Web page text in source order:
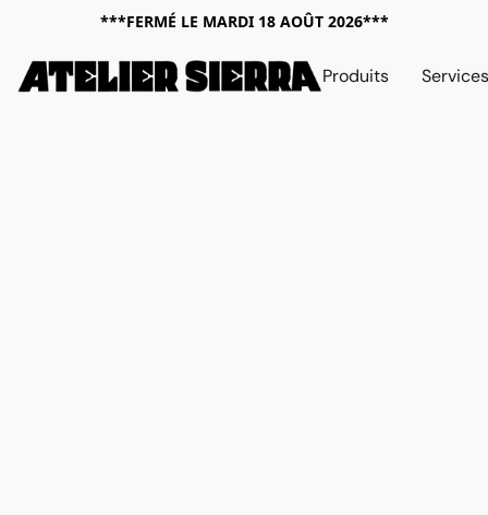
***FERMÉ LE MARDI 18 AOÛT 2026***
Produits Services